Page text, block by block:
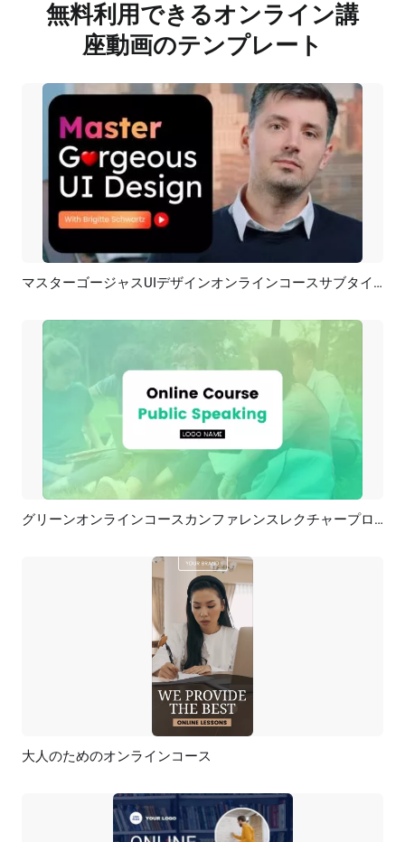
無料利用できるオンライン講
座動画のテンプレート
プレビュー AI再生成 マスターゴージャスUIデザインオンラインコースサブタイトルYouTubeイントロ
プレビュー AI再生成 グリーンオンラインコースカンファレンスレクチャープロモーション
プレビュー
大人のためのオンラインコース